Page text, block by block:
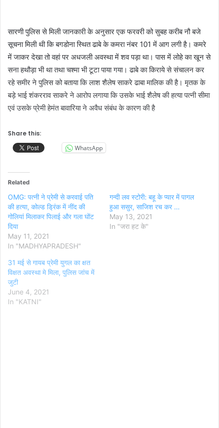
सारणी पुलिस से मिली जानकारी के अनुसार एक फरवरी को सुबह करीब नौ बजे
सूचना मिली थी कि बगडोना स्थित ढाबे के कमरा नंबर 101 में आग लगी है। कमरे
में जाकर देखा तो वहां पर अधजली अवस्था में शव पड़ा था। पास में लोहे का खून से
सना हथौड़ा भी था तथा चश्मा भी टूटा पाया गया। ढाबे का किराये से संचालन कर
रहे समीर ने पुलिस को बताया कि लाश शैलेष साकरे ढाबा मालिक की है। मृतक के
बड़े भाई शंकरराव साकरे ने आरोप लगाया कि उसके भाई शैलेष की हत्या पत्नी सीमा
एवं उसके प्रेमी हेमंत बावारिया ने अवैध संबंध के कारण की है
Share this:
WhatsApp
Related
OMG: पत्‍नी ने प्रेमी से करवाई पति
की हत्‍या, कोल्ड ड्रिंक में नींद की
गोलियां मिलाकर पिलाई और गला घोंट
दिया
May 11, 2021
In "MADHYAPRADESH"
गन्दी लव स्टोरी: बहू के प्यार में पागल
हुआ ससुर, साजिश रच कर …
May 13, 2021
In "जरा हट के"
31 मई से गायब प्रेमी युगल का क्षत
विक्षत अवस्था मे मिला, पुलिस जांच में
जुटी
June 4, 2021
In "KATNI"